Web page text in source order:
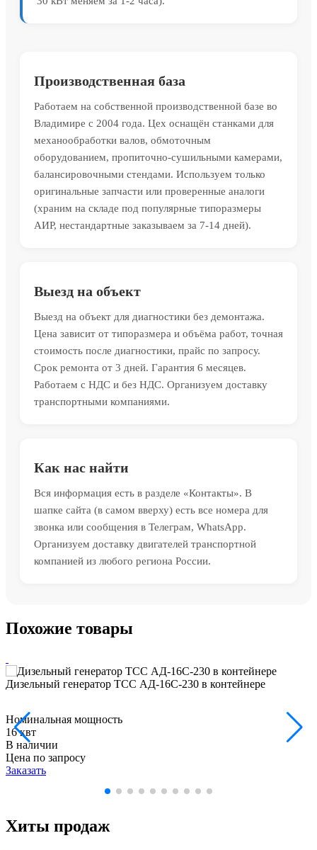
Производственная база
Работаем на собственной производственной базе во
Владимире с 2004 года. Цех оснащён станками для
механообработки валов, обмоточным
оборудованием, пропиточно-сушильными камерами,
балансировочными стендами. Используем только
оригинальные запчасти или проверенные аналоги
(храним на складе под популярные типоразмеры
АИР, нестандартные заказываем за 7-14 дней).
Выезд на объект
Выезд на объект для диагностики без демонтажа.
Цена зависит от типоразмера и объёма работ, точная
стоимость после диагностики, прайс по запросу.
Срок ремонта от 3 дней. Гарантия 6 месяцев.
Работаем с НДС и без НДС. Организуем доставку
транспортными компаниями.
Как нас найти
Вся информация есть в разделе «Контакты». В
шапке сайта (в самом вверху) есть все номера для
звонка или сообщения в Телеграм, WhatsApp.
Организуем доставку двигателей транспортной
компанией из любого региона России.
Похожие товары
Дизельный генератор ТСС АД-16С-230 в контейнере
Номинальная мощность
16 квт
В наличии
Цена по запросу
Заказать
Хиты продаж